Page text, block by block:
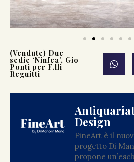
(Vendute) Due
sedie ‘Ninfea’, Gio
Ponti per F.lli
Reguitti
Design
FineArt è il
progetto Di
propone